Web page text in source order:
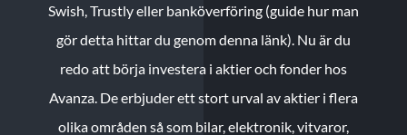
Swish, Trustly eller banköverföring (guide hur man
gör detta hittar du genom denna länk). Nu är du
redo att börja investera i aktier och fonder hos
Avanza. De erbjuder ett stort urval av aktier i flera
olika områden så som bilar, elektronik, vitvaror,